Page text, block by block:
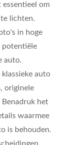
essentieel om
lichten.
in hoge
potentiële
auto.
klassieke auto
originele
Benadruk het
waarmee
is behouden.